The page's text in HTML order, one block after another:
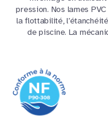
pression. Nos lames
la flottabilité,
de piscine. La